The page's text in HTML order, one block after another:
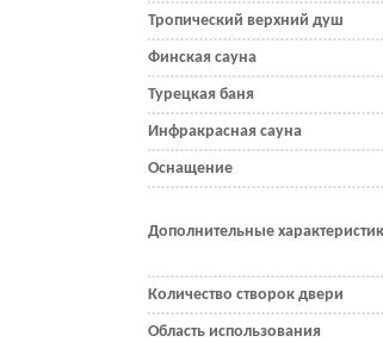
Тропический верхний душ
Финская сауна
Турецкая баня
Инфракрасная сауна
Оснащение
Дополнительные
Количество створок двери
Область использования